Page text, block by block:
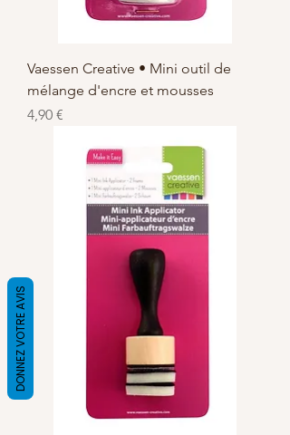
Vaessen Creative • Mini outil de
mélange d'encre et mousses
Prix
4,90 €
DONNEZ VOTRE AVIS